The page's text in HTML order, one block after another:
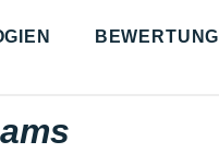
BEWERTUNG